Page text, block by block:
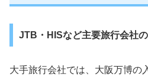
JTB・HISなど主要旅行会社
大手旅行会社では、大阪万博の